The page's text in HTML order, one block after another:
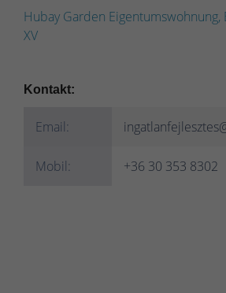
Hubay Garden Eigentumswohnung,
XV
Kontakt:
Email:
Mobil: +36 30 353 8302